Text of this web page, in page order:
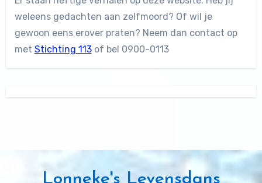
weleens gedachten aan zelfmoord? Of wil je
gewoon eens erover praten? Neem dan contact op
met Stichting 113of bel 0900-0113
Lonneke's Levensdans